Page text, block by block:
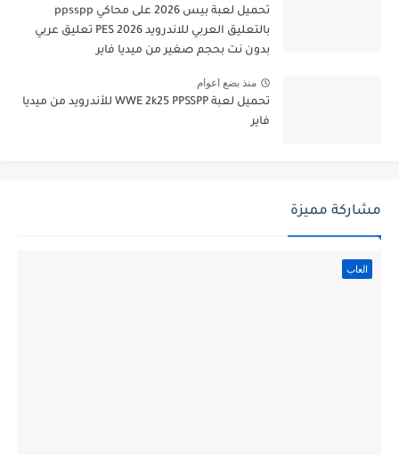
تحميل لعبة بيس 2026 على محاكي ppsspp
بالتعليق العربي للاندرويد PES 2026 تعليق عربي
بدون نت بحجم صغير من ميديا فاير
منذ بضع اعوام
تحميل لعبة WWE 2k25 PPSSPP للأندرويد من ميديا
فاير
مشاركة مميزة
العاب